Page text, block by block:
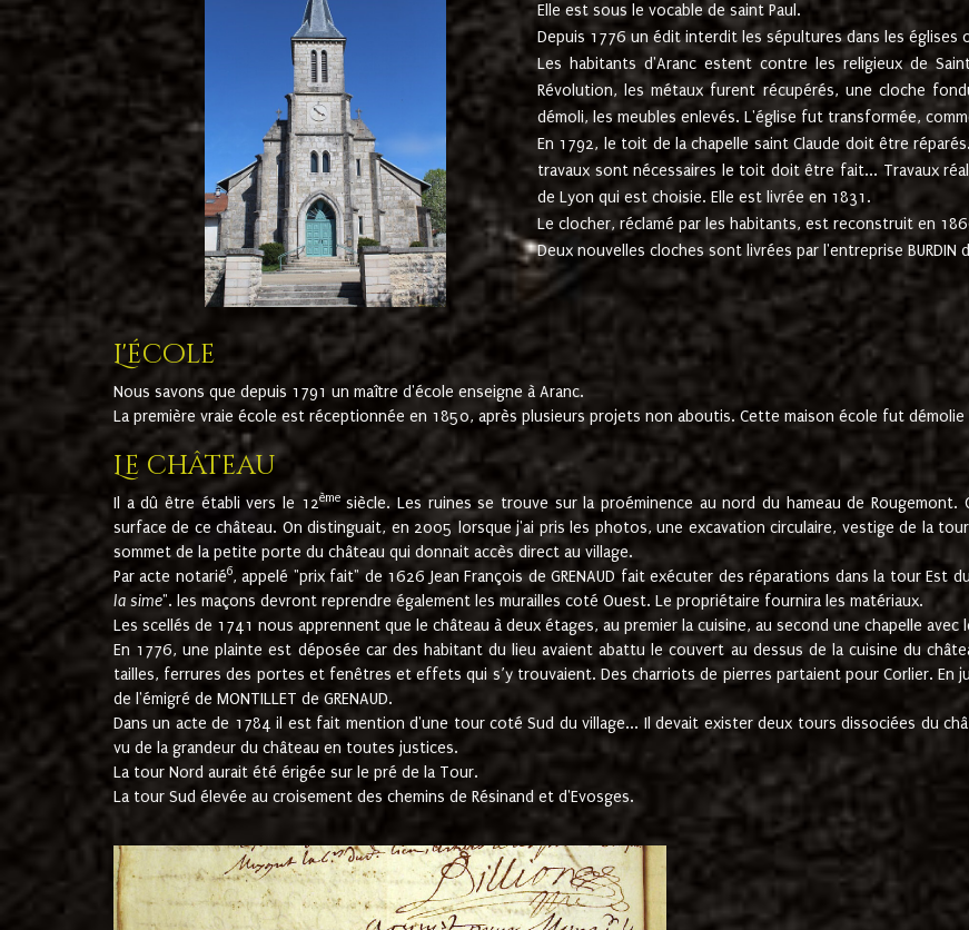
Elle est sous le vocable de saint Paul.
Depuis 1776 un édit interdit les sépultures dans les églises
Les habitants d'Aranc estent contre les religieux de
Révolution, les métaux furent récupérés, une cloche
démoli, les meubles enlevés. L'église fut transformée,
En 1792, le toit de la chapelle saint Claude doit être
travaux sont nécessaires le toit doit être fait... Travaux
de Lyon qui est choisie. Elle est livrée en 1831.
Le clocher, réclamé par les habitants, est reconstruit en
Deux nouvelles cloches sont livrées par l'entreprise BURDIN
L'école
Nous savons que depuis 1791 un maître d'école enseigne à Aranc.
La première vraie école est réceptionnée en 1850, après plusieurs projets non aboutis. Cette maison école fut
Le château
Il a dû être établi vers le 12èmesiècle. Les ruines se trouve sur la proéminence au nord du hameau de Rougemont.
surface de ce château. On distinguait, en 2005 lorsque j'ai pris les photos, une excavation circulaire, vestige de la
sommet de la petite porte du château qui donnait accès direct au village.
Par acte notarié6, appelé "prix fait" de 1626 Jean François de GRENAUD fait exécuter des réparations dans la tour Est
la sime". les maçons devront reprendre également les murailles coté Ouest. Le propriétaire fournira les matériaux.
Les scellés de 1741 nous apprennent que le château à deux étages, au premier la cuisine, au second une chapelle
En 1776, une plainte est déposée car des habitant du lieu avaient abattu le couvert au dessus de la cuisine du
tailles, ferrures des portes et fenêtres et effets qui s’y trouvaient. Des charriots de pierres partaient pour Corlier. En
de l'émigré de MONTILLET de GRENAUD.
Dans un acte de 1784 il est fait mention d'une tour coté Sud du village... Il devait exister deux tours dissociées du
vu de la grandeur du château en toutes justices.
La tour Nord aurait été érigée sur le pré de la Tour.
La tour Sud élevée au croisement des chemins de Résinand et d'Evosges.